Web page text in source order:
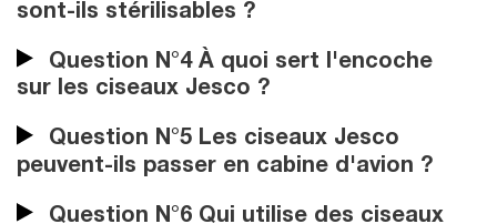
sont-ils stérilisables ?
Question N°4 À quoi sert l'encoche
sur les ciseaux Jesco ?
Question N°5 Les ciseaux Jesco
peuvent-ils passer en cabine d'avion ?
Question N°6 Qui utilise des ciseaux